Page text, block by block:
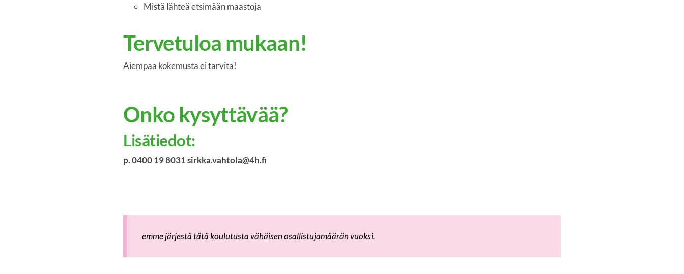
Mistä lähteä etsimään maastoja
Tervetuloa mukaan!
Aiempaa kokemusta ei tarvita!
Onko kysyttävää?
Lisätiedot:
p. 0400 19 8031 sirkka.vahtola@4h.fi
emme järjestä tätä koulutusta vähäisen osallistujamäärän vuoksi.